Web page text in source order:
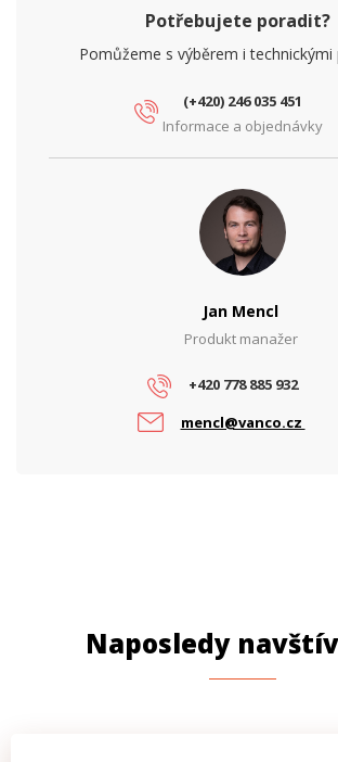
Potřebujete poradit?
Pomůžeme s výběrem i technickými
(+420) 246 035 451
Informace a objednávky
Jan Mencl
Produkt manažer
+420 778 885 932
mencl@vanco.cz
Naposledy